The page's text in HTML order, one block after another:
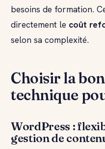
besoins de formation.
directement le coût
selon sa complexité.
Choisir la
technique
WordPress :
gestion de